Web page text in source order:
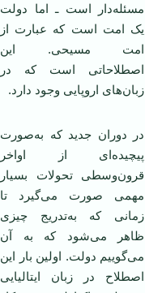
مسئله‌دار است ـ اما دولت
یک امت است که عبارت از
امت مسیحی. این
اصطلاحاتی است که در
زبان‌های اروپایی وجود دارد.
در دوران جدید که به‌صورت
پیچیده‌ای از اواخر
قرون‌وسطی تحولات بسیار
مهمی صورت می‌گیرد تا
زمانی که به‌تدریج چیزی
ظاهر می‌شود که به آن
می‌گوییم دولت. اولین بار این
اصطلاح در زبان ایتالیایی